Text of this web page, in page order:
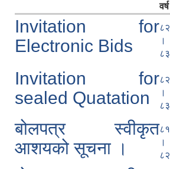
वर्ष
Invitation for
Electronic Bids
८२
।
८३
Invitation for
sealed Quatation
८२
।
८३
बोलपत्र स्वीकृत
आशयको सूचना ।
८१
।
८२